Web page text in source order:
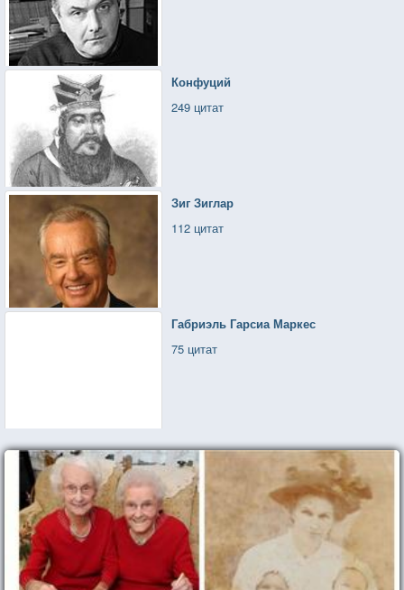
Конфуций
249 цитат
Зиг Зиглар
112 цитат
Габриэль Гарсиа Маркес
75 цитат